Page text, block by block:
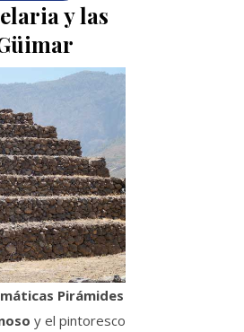
y las
Pirámides
y el pintoresco